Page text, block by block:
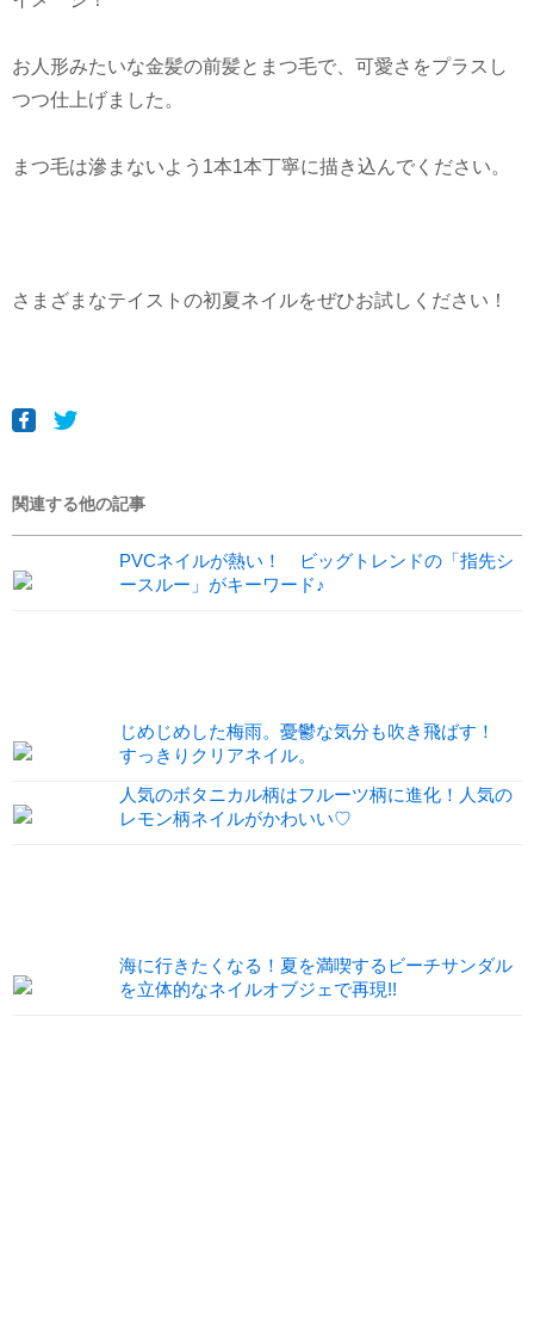
お人形みたいな金髪の前髪とまつ毛で、可愛さをプラスし
つつ仕上げました。
まつ毛は滲まないよう1本1本丁寧に描き込んでください。
さまざまなテイストの初夏ネイルをぜひお試しください！
関連する他の記事
PVCネイルが熱い！ ビッグトレンドの「指先シ
ースルー」がキーワード♪
じめじめした梅雨。憂鬱な気分も吹き飛ばす！
すっきりクリアネイル。
人気のボタニカル柄はフルーツ柄に進化！人気の
レモン柄ネイルがかわいい♡
海に行きたくなる！夏を満喫するビーチサンダル
を立体的なネイルオブジェで再現!!